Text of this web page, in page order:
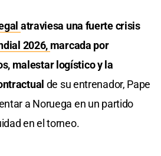
atraviesa una fuerte crisis
2026, marcada por
malestar logístico y la
de su entrenador, Pape
a Noruega en un partido
en el torneo.